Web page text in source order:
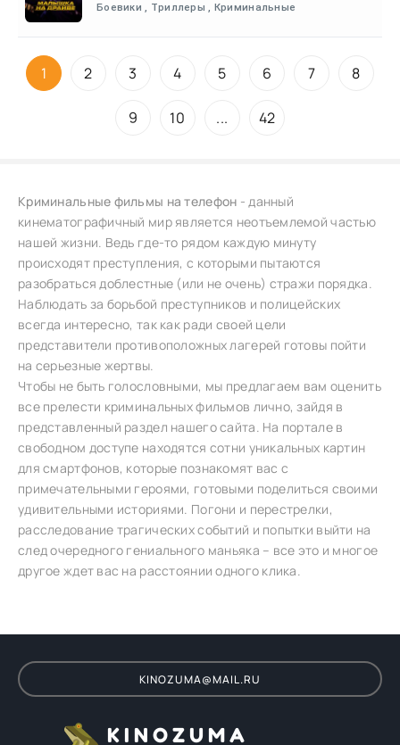
Криминальные фильмы на телефон - данный
кинематографичный мир является неотъемлемой частью
нашей жизни. Ведь где-то рядом каждую минуту
происходят преступления, с которыми пытаются
разобраться доблестные (или не очень) стражи порядка.
Наблюдать за борьбой преступников и полицейских
всегда интересно, так как ради своей цели
представители противоположных лагерей готовы пойти
на серьезные жертвы.
Чтобы не быть голословными, мы предлагаем вам оценить
все прелести криминальных фильмов лично, зайдя в
представленный раздел нашего сайта. На портале в
свободном доступе находятся сотни уникальных картин
для смартфонов, которые познакомят вас с
примечательными героями, готовыми поделиться своими
удивительными историями. Погони и перестрелки,
расследование трагических событий и попытки выйти на
след очередного гениального маньяка – все это и многое
другое ждет вас на расстоянии одного клика.
Боевики , Триллеры , Криминальные
1 2 3 4 5 6 7 8
9 10 ... 42
KINOZUMA@MAIL.RU
KINOZUMA